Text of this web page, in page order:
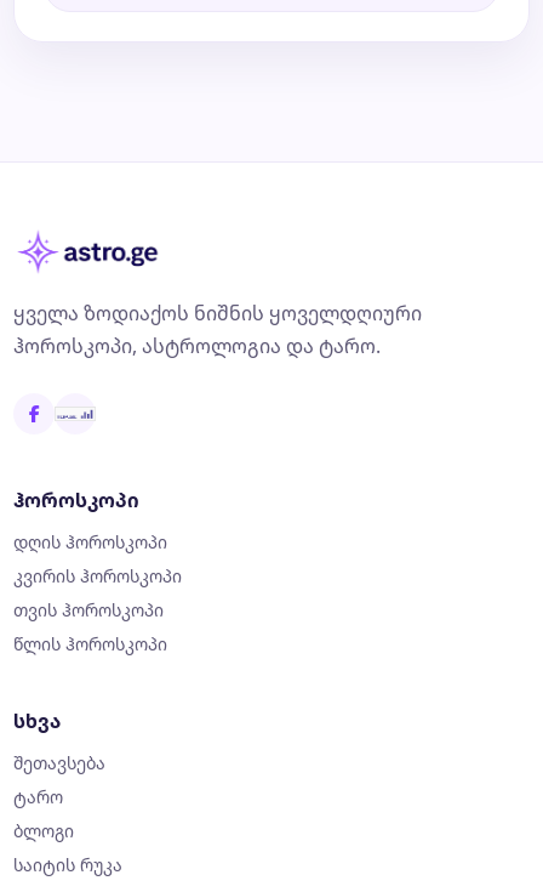
ყველა ზოდიაქოს ნიშნის ყოველდღიური
ჰოროსკოპი, ასტროლოგია და ტარო.
ჰოროსკოპი
დღის ჰოროსკოპი
კვირის ჰოროსკოპი
თვის ჰოროსკოპი
წლის ჰოროსკოპი
სხვა
შეთავსება
ტარო
ბლოგი
საიტის რუკა